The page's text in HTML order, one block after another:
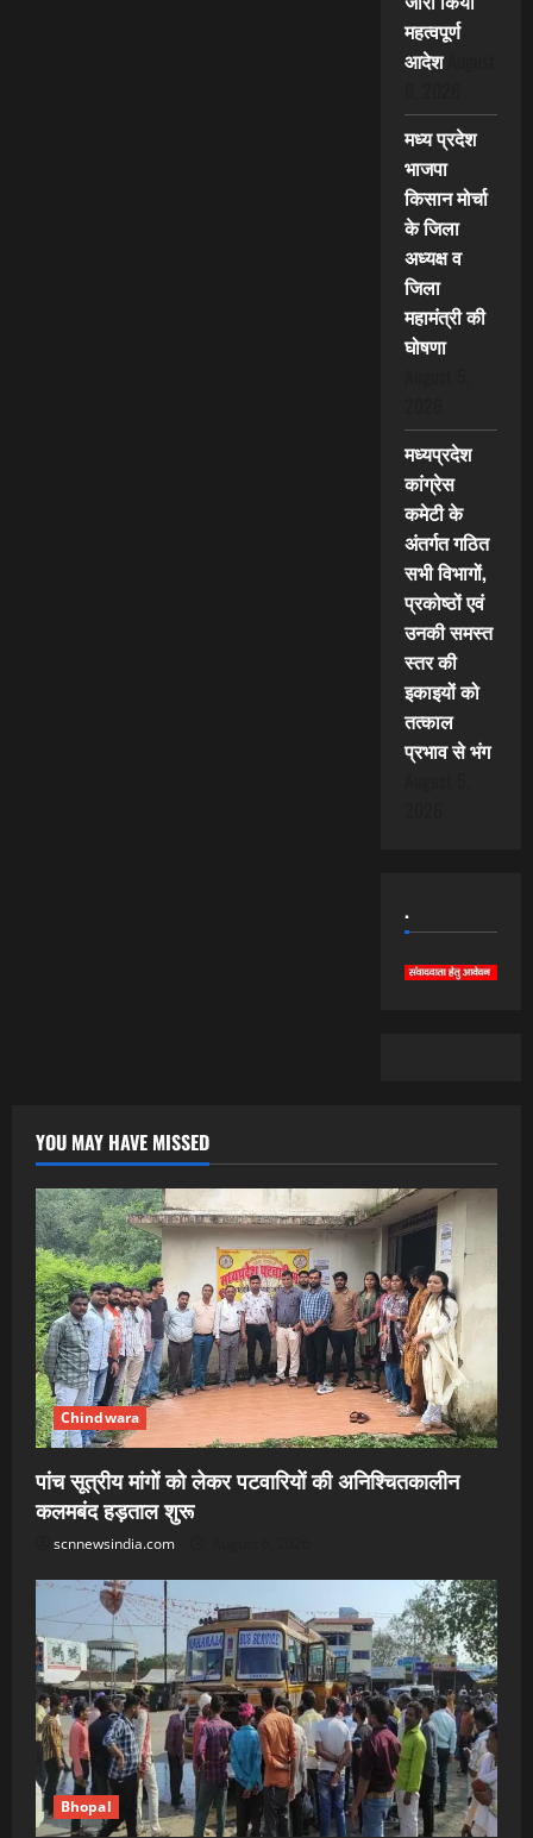
महत्वपूर्ण
आदेश
मध्य प्रदेश
भाजपा
किसान मोर्चा
के जिला
अध्यक्ष व
जिला
महामंत्री की
घोषणा
मध्यप्रदेश
कांग्रेस
कमेटी के
अंतर्गत गठित
सभी विभागों,
प्रकोष्ठों एवं
उनकी समस्त
स्तर की
इकाइयों को
तत्काल
प्रभाव से भंग
.
YOU MAY HAVE MISSED
Chindwara
पांच सूत्रीय मांगों को लेकर पटवारियों की अनिश्चितकालीन
कलमबंद हड़ताल शुरू
scnnewsindia.com
Bhopal